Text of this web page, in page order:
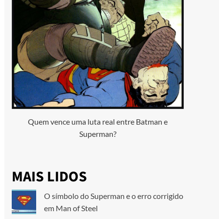
Quem vence uma luta real entre Batman e
Superman?
MAIS LIDOS
O símbolo do Superman e o erro corrigido
em Man of Steel